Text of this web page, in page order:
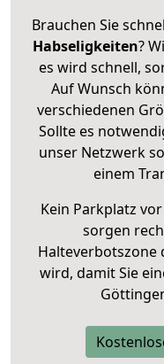
Brauchen Sie
Habseligkeiten?
es wird schnell,
Auf Wunsch
verschiedenen
Sollte es
unser Netzwerk
einem
Kein Parkplatz
sorgen
wird, damit Sie